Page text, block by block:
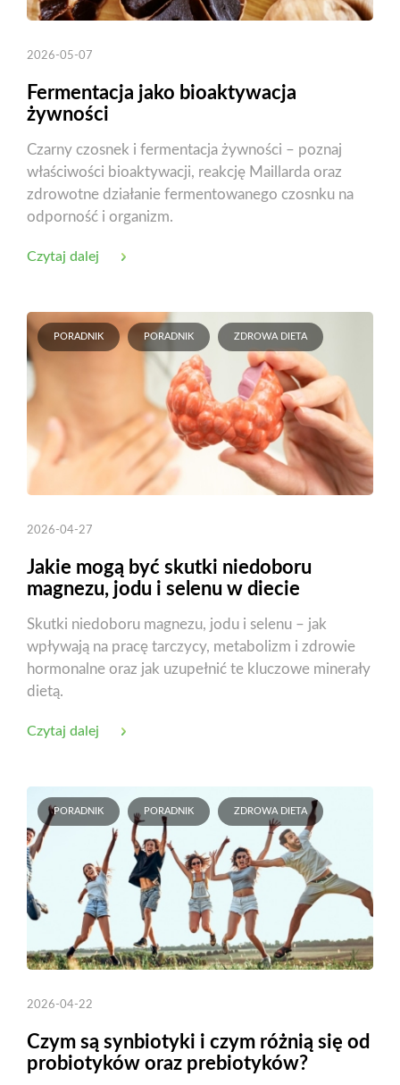
2026-05-07
Fermentacja jako bioaktywacja
żywności
Czarny czosnek i fermentacja żywności – poznaj
właściwości bioaktywacji, reakcję Maillarda oraz
zdrowotne działanie fermentowanego czosnku na
odporność i organizm.
Czytaj dalej
PORADNIK PORADNIK ZDROWA DIETA
2026-04-27
Jakie mogą być skutki niedoboru
magnezu, jodu i selenu w diecie
Skutki niedoboru magnezu, jodu i selenu – jak
wpływają na pracę tarczycy, metabolizm i zdrowie
hormonalne oraz jak uzupełnić te kluczowe minerały
dietą.
Czytaj dalej
PORADNIK PORADNIK ZDROWA DIETA
2026-04-22
Czym są synbiotyki i czym różnią się od
probiotyków oraz prebiotyków?